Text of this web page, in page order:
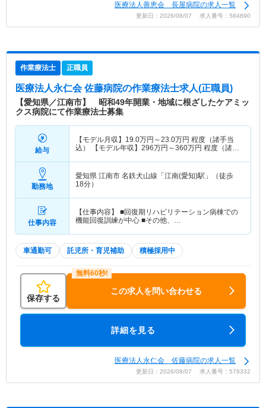
医療法人善恵会 長屋病院の求人一覧
更新日：2026/08/07 求人番号：584890
作業療法士 正職員
医療法人永仁会 佐藤病院の作業療法士求人(正職員)
【愛知県／江南市】 昭和49年開業・地域に根ざしたケアミッ
クス病院にて作業療法士募集
給与
【モデル月収】 19.0万円～23.0万円 程度（諸手当
込） 【モデル年収】 296万円～360万円 程度（諸手
勤務地
愛知県 江南市 名鉄犬山線「江南(愛知)駅」（徒歩
18分）
仕事内容
【仕事内容】 ■回復期リハビリテーション病棟での
機能回復訓練が中心 ■その他、…
車通勤可 託児所・育児補助 積極採用中
保存する
この求人を問い合わせる
詳細を見る
医療法人永仁会 佐藤病院の求人一覧
更新日：2026/08/07 求人番号：578332